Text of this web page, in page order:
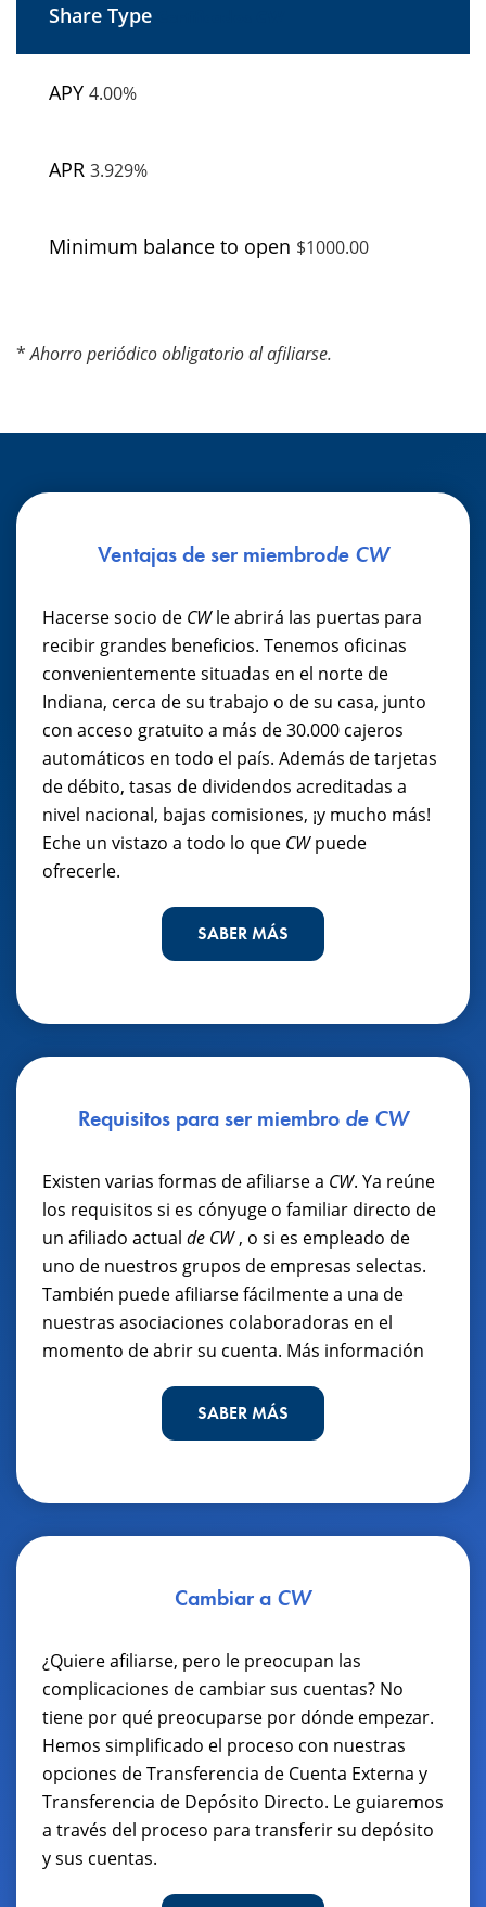
4.00%
3.929%
$1000.00
*Ahorro periódico obligatorio al afiliarse.
Ventajas de ser miembrode CW
Hacerse socio de CWle abrirá las puertas para
recibir grandes beneficios. Tenemos oficinas
convenientemente situadas en el norte de
Indiana, cerca de su trabajo o de su casa, junto
con acceso gratuito a más de 30.000 cajeros
automáticos en todo el país. Además de tarjetas
de débito, tasas de dividendos acreditadas a
nivel nacional, bajas comisiones, ¡y mucho más!
Eche un vistazo a todo lo que CWpuede
ofrecerle.
SABER MÁS
Requisitos para ser miembro de CW
Existen varias formas de afiliarse a CW. Ya reúne
los requisitos si es cónyuge o familiar directo de
un afiliado actual de CW, o si es empleado de
uno de nuestros grupos de empresas selectas.
También puede afiliarse fácilmente a una de
nuestras asociaciones colaboradoras en el
momento de abrir su cuenta. Más información
SABER MÁS
Cambiar a CW
¿Quiere afiliarse, pero le preocupan las
complicaciones de cambiar sus cuentas? No
tiene por qué preocuparse por dónde empezar.
Hemos simplificado el proceso con nuestras
opciones de Transferencia de Cuenta Externa y
Transferencia de Depósito Directo. Le guiaremos
a través del proceso para transferir su depósito
y sus cuentas.